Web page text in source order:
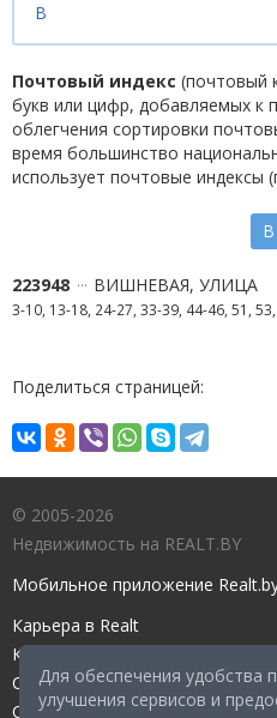
Для обеспечения удобства
улучшения сервисов и
В
Почтовый индекс (почтовый
букв или цифр, добавляемых к
облегчения сортировки
время большинство
использует почтовые индексы
В
223948 ВИШНЕВАЯ, УЛИЦА
3-10, 13-18, 24-27, 33-39, 44-46, 51,
Поделиться страницей:
© 2005-2026
Недвижимость на REALT.BY
Мобильное приложение
Карьера в Realt
Контакты редакции
Справочный центр
Служба поддержки